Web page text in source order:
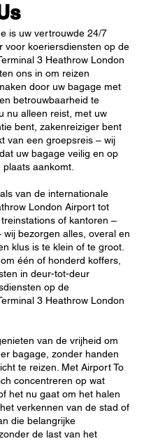
is uw vertrouwde 24/7
voor koeriersdiensten op de
3 Heathrow London
ons in om reizen
door uw bagage met
betrouwbaarheid te
nu alleen reist, met uw
bent, zakenreiziger bent
van een groepsreis – wij
uw bagage veilig en op
aankomt.
van de internationale
London Airport tot
of kantoren –
wij bezorgen alles, overal en
klus is te klein of te groot.
één of honderd koffers,
in deur-tot-deur
op de
3 Heathrow London
van de vrijheid om
bagage, zonder handen
te reizen. Met Airport To
concentreren op wat
het nu gaat om het halen
verkennen van de stad of
die belangrijke
de last van het